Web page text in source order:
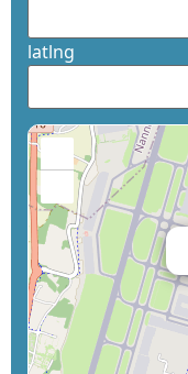
latlng